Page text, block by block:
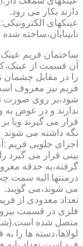
دارند بکار می رود.
عینکهای
نابینایان،ساخته
ساختمان فریم
آن قسمت از
را در مقابل چشمان
فریم نیز معروف
شود،بر روی صورت
ندارند و در عوض
قرار می گیرند ویا
نگه داشته می شوند
اجزای جلویی فریم
بینی قرار می گیرد
گرفته،به حدقه
درمنتها الیه سمت
می شوند،می گویند.
تعداد معدودی از
فلزی در قسمت
متصل شده
لولاها،دسته ها را